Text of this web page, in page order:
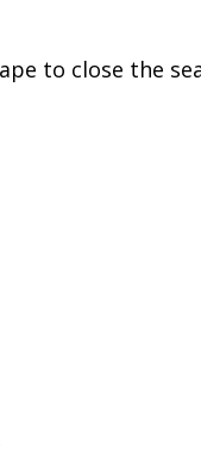
to close the